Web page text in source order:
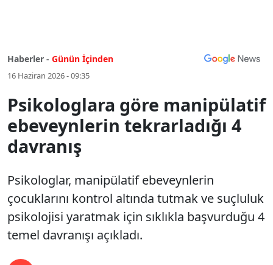
Haberler - Günün İçinden
16 Haziran 2026 - 09:35
Psikologlara göre manipülatif
ebeveynlerin tekrarladığı 4
davranış
Psikologlar, manipülatif ebeveynlerin
çocuklarını kontrol altında tutmak ve suçluluk
psikolojisi yaratmak için sıklıkla başvurduğu 4
temel davranışı açıkladı.